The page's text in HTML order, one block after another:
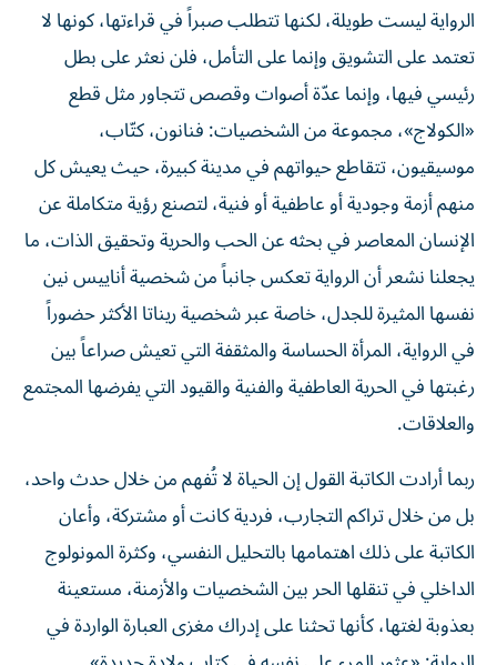
الرواية ليست طويلة، لكنها تتطلب صبراً في قراءتها، كونها لا
تعتمد على التشويق وإنما على التأمل، فلن نعثر على بطل
رئيسي فيها، وإنما عدّة أصوات وقصص تتجاور مثل قطع
«الكولاج»، مجموعة من الشخصيات: فنانون، كتّاب،
موسيقيون، تتقاطع حيواتهم في مدينة كبيرة، حيث يعيش كل
منهم أزمة وجودية أو عاطفية أو فنية، لتصنع رؤية متكاملة عن
الإنسان المعاصر في بحثه عن الحب والحرية وتحقيق الذات، ما
يجعلنا نشعر أن الرواية تعكس جانباً من شخصية أناييس نين
نفسها المثيرة للجدل، خاصة عبر شخصية ريناتا الأكثر حضوراً
في الرواية، المرأة الحساسة والمثقفة التي تعيش صراعاً بين
رغبتها في الحرية العاطفية والفنية والقيود التي يفرضها المجتمع
والعلاقات.
ربما أرادت الكاتبة القول إن الحياة لا تُفهم من خلال حدث واحد،
بل من خلال تراكم التجارب، فردية كانت أو مشتركة، وأعان
الكاتبة على ذلك اهتمامها بالتحليل النفسي، وكثرة المونولوج
الداخلي في تنقلها الحر بين الشخصيات والأزمنة، مستعينة
بعذوبة لغتها، كأنها تحثنا على إدراك مغزى العبارة الواردة في